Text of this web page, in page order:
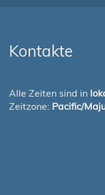
Kontakte
Alle Zeiten sind in
Zeitzone: Pacific/